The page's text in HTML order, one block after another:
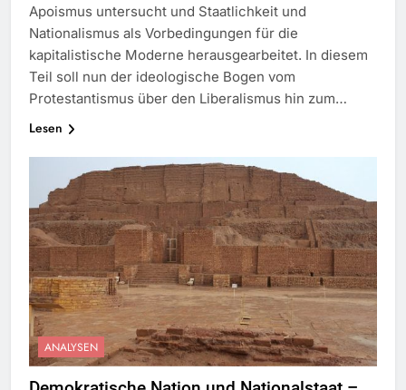
Apoismus untersucht und Staatlichkeit und
Nationalismus als Vorbedingungen für die
kapitalistische Moderne herausgearbeitet. In diesem
Teil soll nun der ideologische Bogen vom
Protestantismus über den Liberalismus hin zum…
Lesen
ANALYSEN